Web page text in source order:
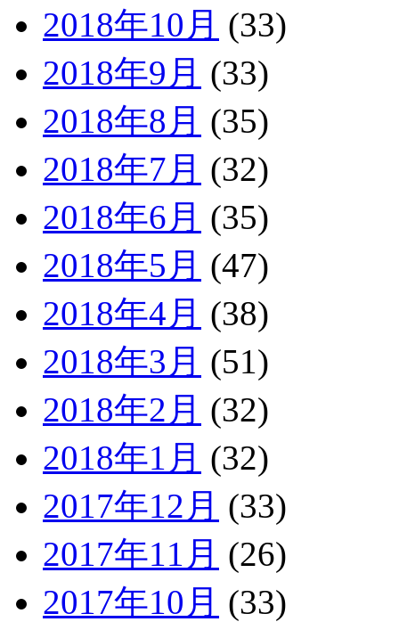
2018年10月 (33)
2018年9月 (33)
2018年8月 (35)
2018年7月 (32)
2018年6月 (35)
2018年5月 (47)
2018年4月 (38)
2018年3月 (51)
2018年2月 (32)
2018年1月 (32)
2017年12月 (33)
2017年11月 (26)
2017年10月 (33)